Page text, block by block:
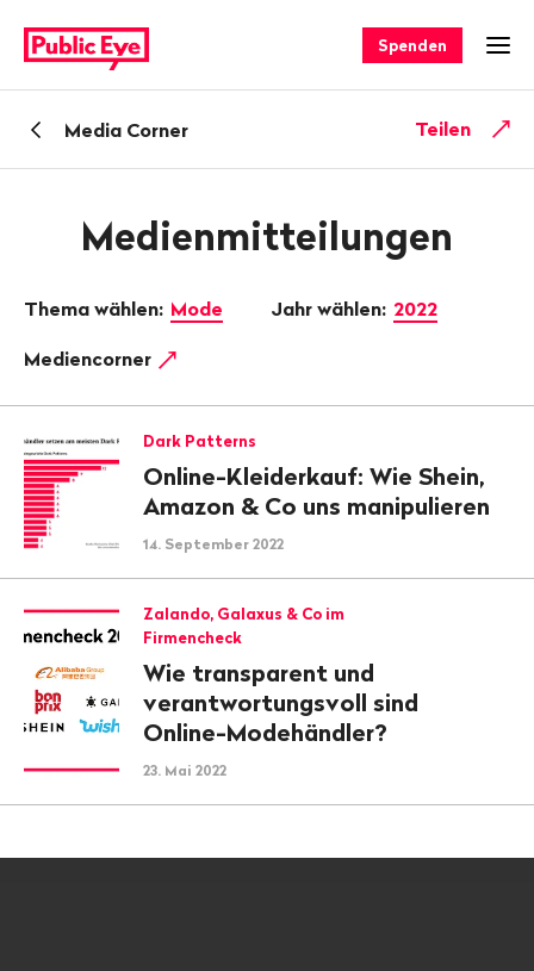
auf
publiceye.ch
Spenden
ZurückMedia Corner Teilen
Medienmitteilungen
Thema wählen: Mode Jahr wählen: 2022
Mediencorner
Dark Patterns
Online-Kleiderkauf: Wie Shein,
Amazon & Co uns manipulieren
14. September 2022
Zalando, Galaxus & Co im
Firmencheck
Wie transparent und
verantwortungsvoll sind
Online-Modehändler?
23. Mai 2022